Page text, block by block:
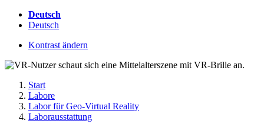
Deutsch
Deutsch
Kontrast ändern
Start
Labore
Labor für Geo-Virtual Reality
Laborausstattung